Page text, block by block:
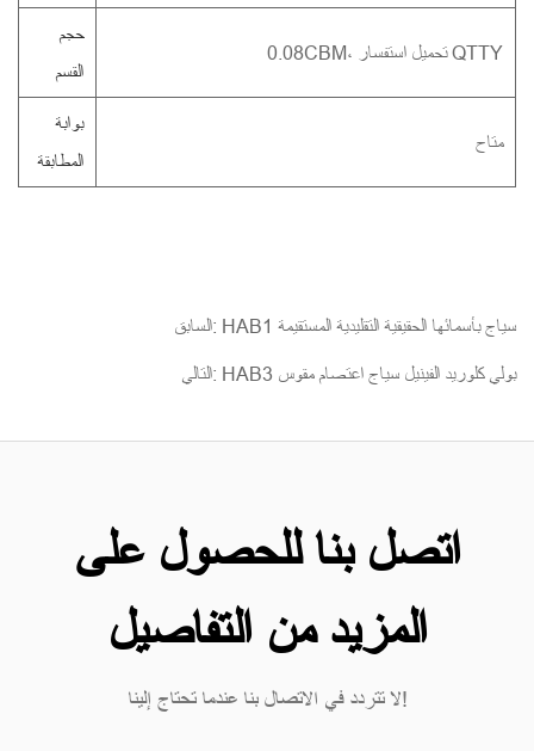
حجم
القسم
0.08CBM، تحميل استفسار QTTY
بوابة
المطابقة
متاح
السابق: HAB1 سياج بأسمائها الحقيقية التقليدية المستقيمة
التالي: HAB3 بولي كلوريد الفينيل سياج اعتصام مقوس
اتصل بنا للحصول على
المزيد من التفاصيل
لا تتردد في الاتصال بنا عندما تحتاج إلينا!